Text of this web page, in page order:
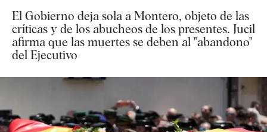
El Gobierno deja sola a Montero, objeto de las
críticas y de los abucheos de los presentes. Jucil
afirma que las muertes se deben al "abandono"
del Ejecutivo